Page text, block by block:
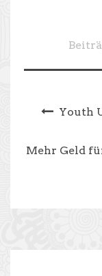
Youth
Mehr Geld